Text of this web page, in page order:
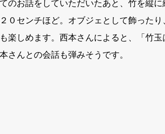
のお話をしていただいたあと、竹を縦
０センチほど。オブジェとして飾った
楽しめます。西本さんによると、「竹
さんとの会話も弾みそうです。